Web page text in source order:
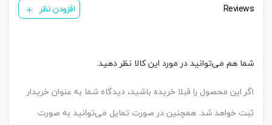
Reviews افزودن نظر
شما هم می‌توانید در مورد این کالا نظر دهید.
اگر این محصول را قبلا خریده باشید، دیدگاه شما به عنوان خریدار
ثبت خواهد شد. همچنین در صورت تمایل می‌توانید به صورت